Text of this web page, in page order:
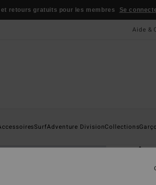
retours gratuits pour les membres Se
Aide &
SurfAdventure DivisionCollections
T-